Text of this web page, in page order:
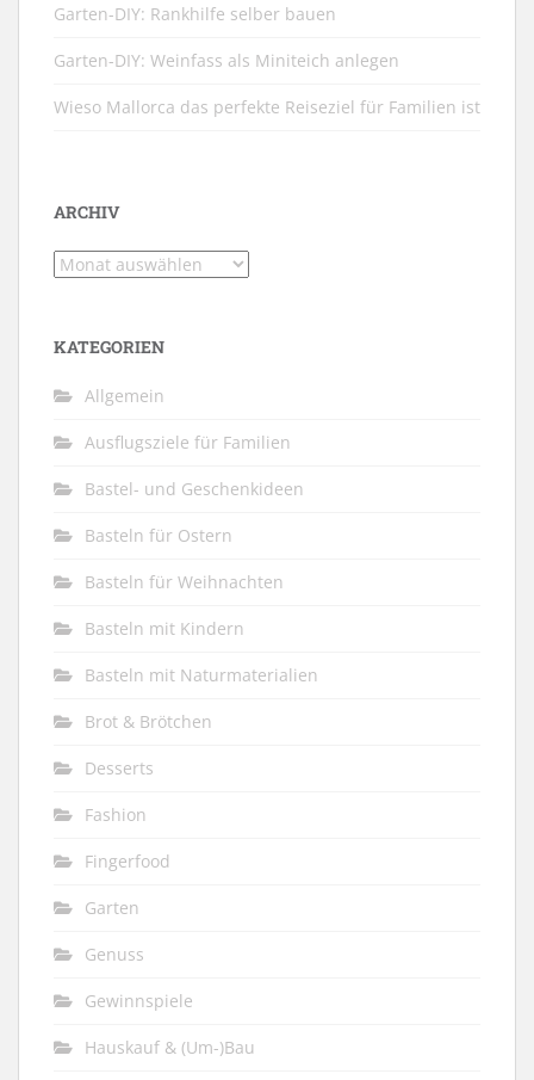
Garten-DIY: Rankhilfe selber bauen
Garten-DIY: Weinfass als Miniteich anlegen
Wieso Mallorca das perfekte Reiseziel für Familien ist
ARCHIV
Archiv
KATEGORIEN
Allgemein
Ausflugsziele für Familien
Bastel- und Geschenkideen
Basteln für Ostern
Basteln für Weihnachten
Basteln mit Kindern
Basteln mit Naturmaterialien
Brot & Brötchen
Desserts
Fashion
Fingerfood
Garten
Genuss
Gewinnspiele
Hauskauf & (Um-)Bau